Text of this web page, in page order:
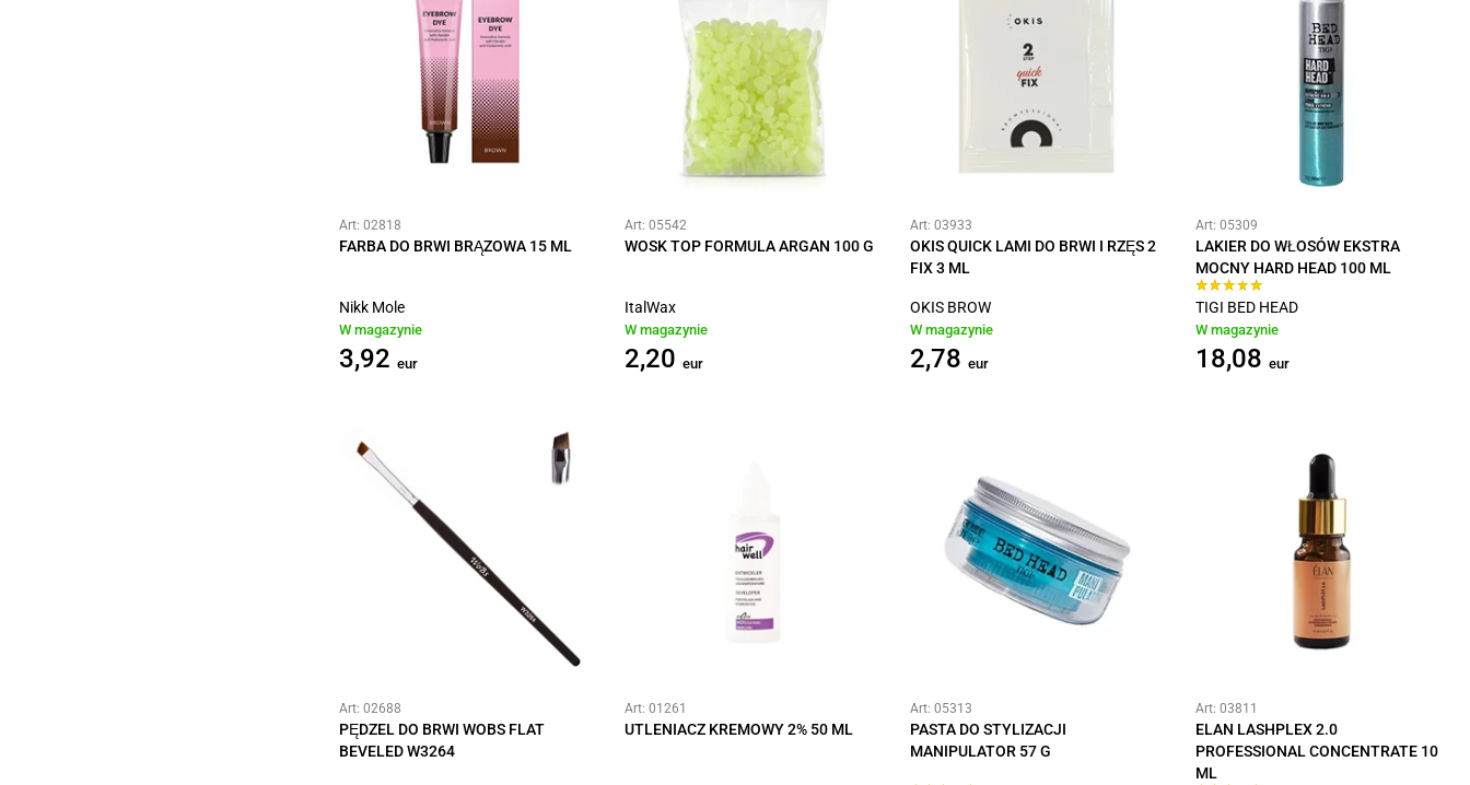
Art: 02818
FARBA DO BRWI BRĄZOWA 15 ML
Nikk Mole
W magazynie
3,92 eur
Art: 05542
WOSK TOP FORMULA ARGAN 100 G
ItalWax
W magazynie
2,20 eur
Art: 03933
OKIS QUICK LAMI DO BRWI I RZĘS 2
FIX 3 ML
OKIS BROW
W magazynie
2,78 eur
Art: 05309
LAKIER DO WŁOSÓW EKSTRA
MOCNY HARD HEAD 100 ML
TIGI BED HEAD
W magazynie
18,08 eur
Art: 02688
PĘDZEL DO BRWI WOBS FLAT
BEVELED W3264
Art: 01261
UTLENIACZ KREMOWY 2% 50 ML
Art: 05313
PASTA DO STYLIZACJI
MANIPULATOR 57 G
Art: 03811
ELAN LASHPLEX 2.0
PROFESSIONAL CONCENTRATE 10
ML